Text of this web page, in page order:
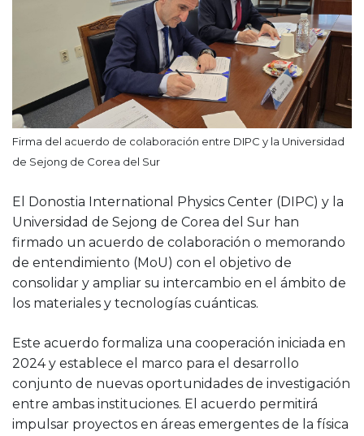
Firma del acuerdo de colaboración entre DIPC y la Universidad
de Sejong de Corea del Sur
El Donostia International Physics Center (DIPC) y la
Universidad de Sejong de Corea del Sur han
firmado un acuerdo de colaboración o memorando
de entendimiento (MoU) con el objetivo de
consolidar y ampliar su intercambio en el ámbito de
los materiales y tecnologías cuánticas.
Este acuerdo formaliza una cooperación iniciada en
2024 y establece el marco para el desarrollo
conjunto de nuevas oportunidades de investigación
entre ambas instituciones. El acuerdo permitirá
impulsar proyectos en áreas emergentes de la física